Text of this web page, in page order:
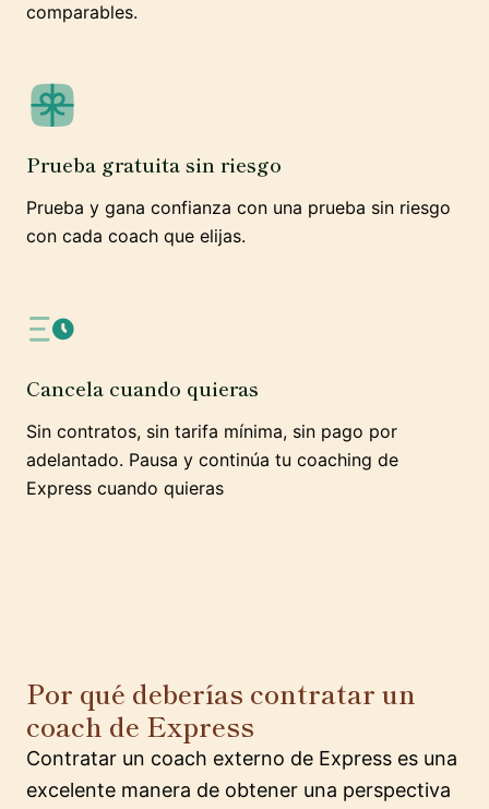
comparables.
Prueba gratuita sin riesgo
Prueba y gana confianza con una prueba sin riesgo
con cada coach que elijas.
Cancela cuando quieras
Sin contratos, sin tarifa mínima, sin pago por
adelantado. Pausa y continúa tu coaching de
Express cuando quieras
Por qué deberías contratar un
coach de Express
Contratar un coach externo de Express es una
excelente manera de obtener una perspectiva